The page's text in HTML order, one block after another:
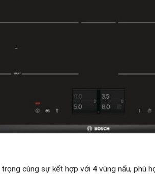
cùng sự kết hợp với 4 vùng nấu, phù